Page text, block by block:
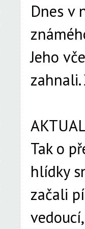
Dnes v
Jeho
Tak o
hlídky
začali